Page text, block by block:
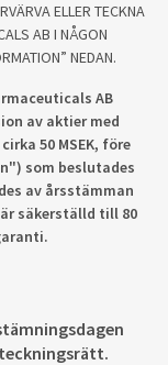
ELLER TECKNA
AB I NÅGON
NEDAN.
AB
av aktier med
50 MSEK, före
som beslutades
av årsstämman
säkerställd till 80